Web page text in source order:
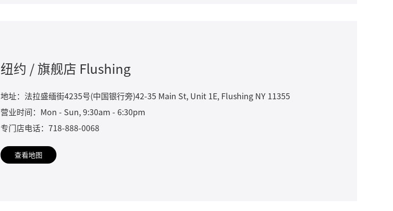
纽约 / 旗舰店 Flushing
地址：法拉盛缅街4235号(中国银行旁)42-35 Main St, Unit 1E, Flushing NY 11355
营业时间：Mon - Sun, 9:30am - 6:30pm
专门店电话：718-888-0068
查看地图